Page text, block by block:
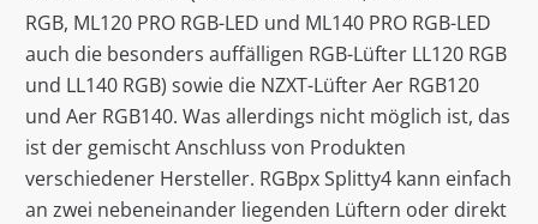
RGB, ML120 PRO RGB-LED und ML140 PRO RGB-LED
auch die besonders auffälligen RGB-Lüfter LL120 RGB
und LL140 RGB) sowie die NZXT-Lüfter Aer RGB120
und Aer RGB140. Was allerdings nicht möglich ist, das
ist der gemischt Anschluss von Produkten
verschiedener Hersteller. RGBpx Splitty4 kann einfach
an zwei nebeneinander liegenden Lüftern oder direkt